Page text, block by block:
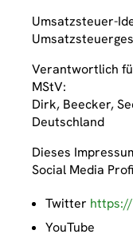
Umsatzsteuer-
Verantwortlich
MStV:
Dirk, Beecker,
Deutschland
Dieses
Social Media
Twitter
YouTube